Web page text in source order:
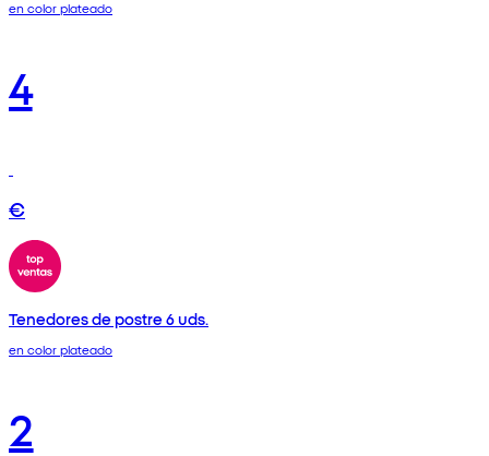
en color plateado
4
€
Tenedores de postre 6 uds.
en color plateado
2